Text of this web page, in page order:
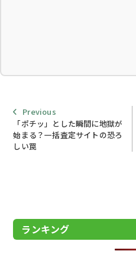
投稿ナビゲーション
PreviousPrevious
post:
「ポチッ」とした瞬間に地獄が
始まる？一括査定サイトの恐ろ
しい罠
ランキング